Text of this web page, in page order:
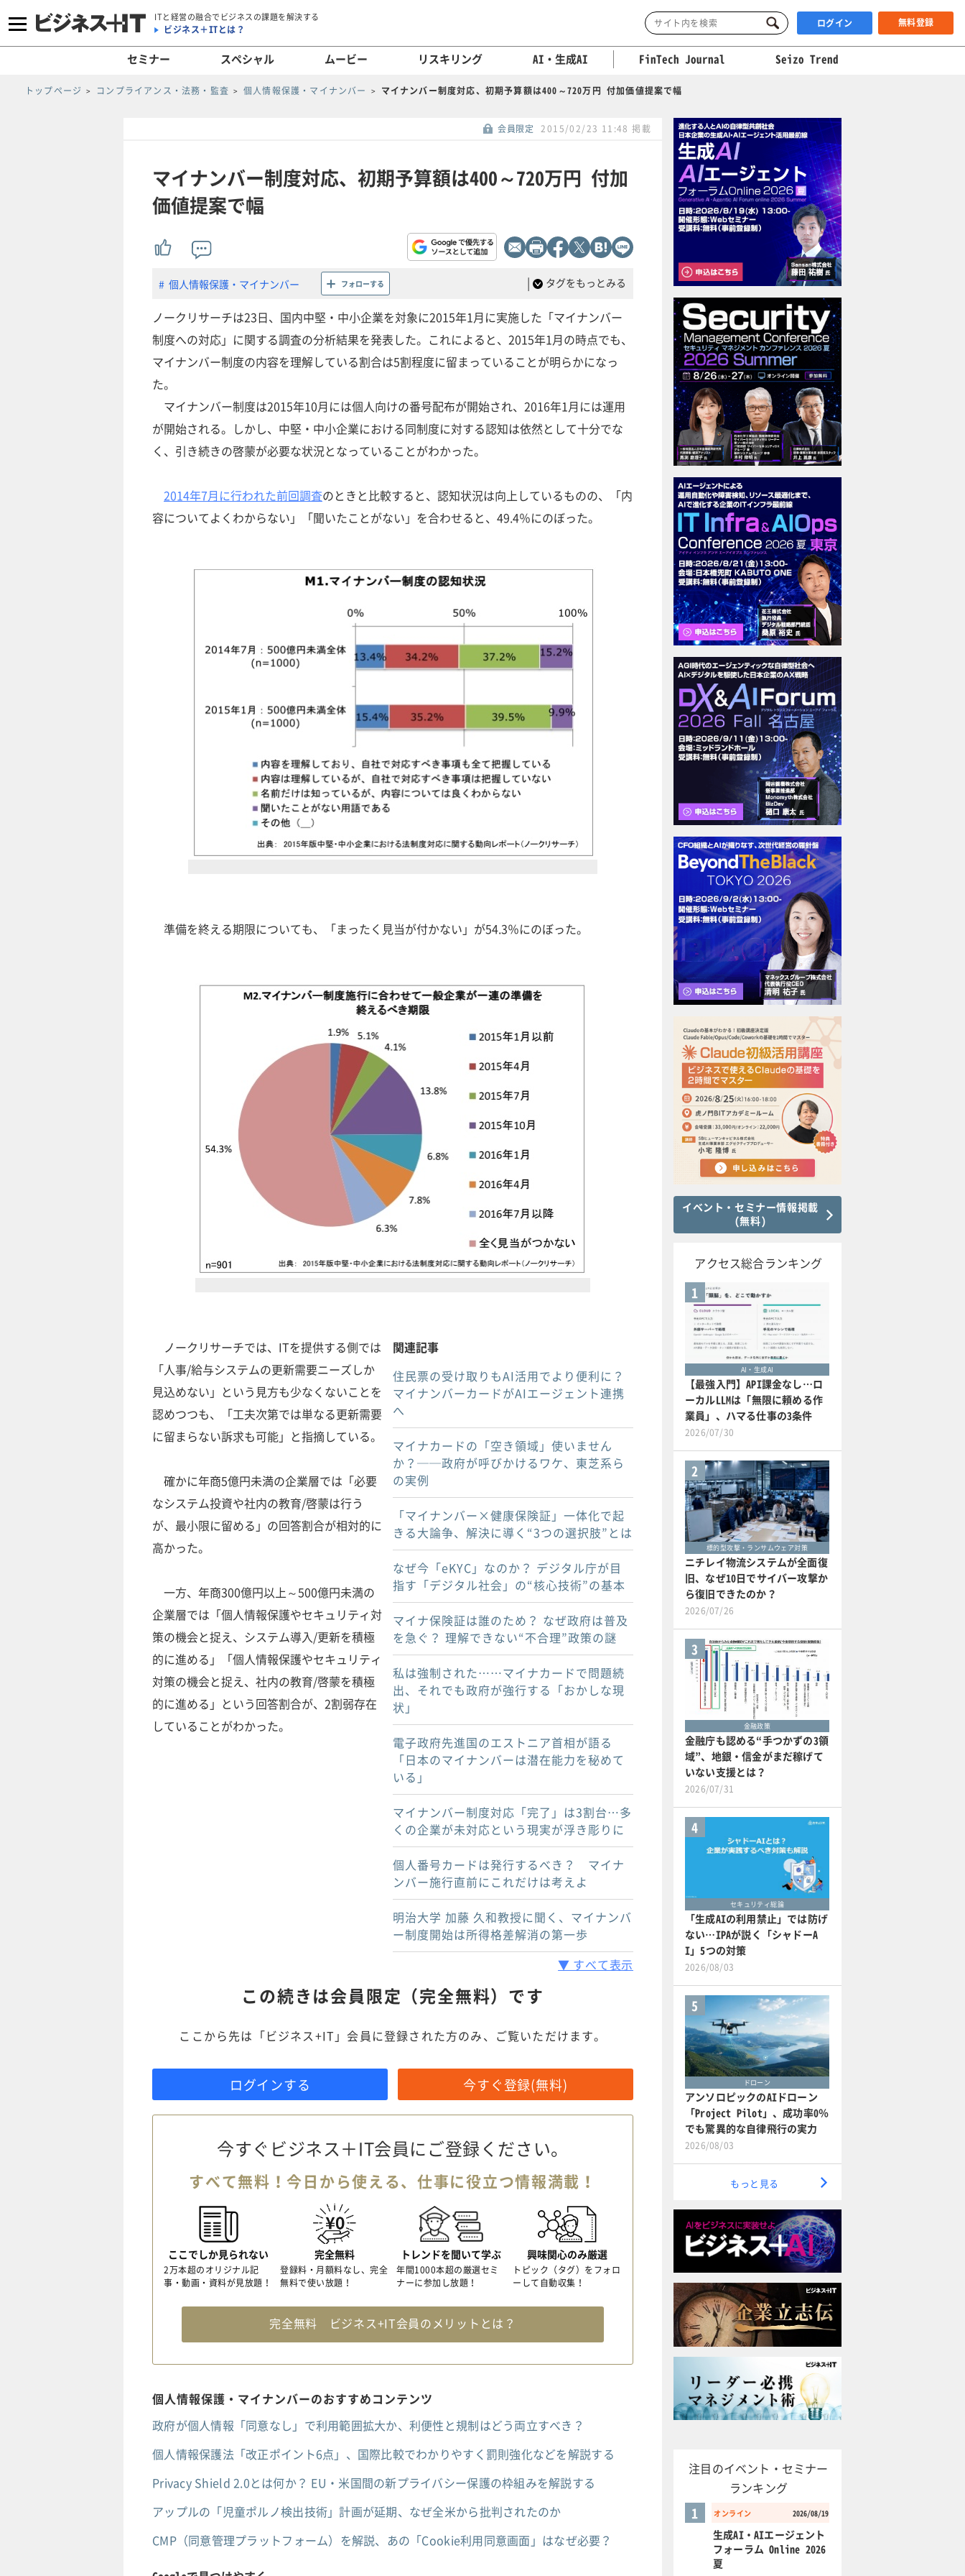
ITと経営の融合でビジネスの課題を解決する
ビジネス＋ITとは？ ログイン 無料登録
セミナー スペシャル ムービー リスキリング AI・生成AI FinTech Journal Seizo Trend
トップページ コンプライアンス・法務・監査 個人情報保護・マイナンバー マイナンバー制度対応、初期予算額は400～720万円 付加価値提案で幅
会員限定 2015/02/23 11:48 掲載
マイナンバー制度対応、初期予算額は400～720万円 付加
価値提案で幅
個人情報保護・マイナンバー フォローする | タグをもっとみる
ノークリサーチは23日、国内中堅・中小企業を対象に2015年1月に実施した「マイナンバー
制度への対応」に関する調査の分析結果を発表した。これによると、2015年1月の時点でも、
マイナンバー制度の内容を理解している割合は5割程度に留まっていることが明らかになっ
た。
マイナンバー制度は2015年10月には個人向けの番号配布が開始され、2016年1月には運用
が開始される。しかし、中堅・中小企業における同制度に対する認知は依然として十分でな
く、引き続きの啓蒙が必要な状況となっていることがわかった。
2014年7月に行われた前回調査のときと比較すると、認知状況は向上しているものの、「内
容についてよくわからない」「聞いたことがない」を合わせると、49.4％にのぼった。
準備を終える期限についても、「まったく見当が付かない」が54.3％にのぼった。
関連記事
住民票の受け取りもAI活用でより便利に？
マイナンバーカードがAIエージェント連携
へ
マイナカードの「空き領域」使いません
か？──政府が呼びかけるワケ、東芝系ら
の実例
「マイナンバー×健康保険証」一体化で起
きる大論争、解決に導く“3つの選択肢”とは
なぜ今「eKYC」なのか？ デジタル庁が目
指す「デジタル社会」の“核心技術”の基本
マイナ保険証は誰のため？ なぜ政府は普及
を急ぐ？ 理解できない“不合理”政策の謎
私は強制された……マイナカードで問題続
出、それでも政府が強行する「おかしな現
状」
電子政府先進国のエストニア首相が語る
「日本のマイナンバーは潜在能力を秘めて
いる」
マイナンバー制度対応「完了」は3割台…多
くの企業が未対応という現実が浮き彫りに
個人番号カードは発行するべき？ マイナ
ンバー施行直前にこれだけは考えよ
明治大学 加藤 久和教授に聞く、マイナンバ
ー制度開始は所得格差解消の第一歩
▼ すべて表示
ノークリサーチでは、ITを提供する側では
「人事/給与システムの更新需要ニーズしか
見込めない」という見方も少なくないことを
認めつつも、「工夫次第では単なる更新需要
に留まらない訴求も可能」と指摘している。
確かに年商5億円未満の企業層では「必要
なシステム投資や社内の教育/啓蒙は行う
が、最小限に留める」の回答割合が相対的に
高かった。
一方、年商300億円以上～500億円未満の
企業層では「個人情報保護やセキュリティ対
策の機会と捉え、システム導入/更新を積極
的に進める」「個人情報保護やセキュリティ
対策の機会と捉え、社内の教育/啓蒙を積極
的に進める」という回答割合が、2割弱存在
していることがわかった。
この続きは会員限定（完全無料）です
ここから先は「ビジネス+IT」会員に登録された方のみ、ご覧いただけます。
ログインする 今すぐ登録(無料)
今すぐビジネス＋IT会員にご登録ください。
すべて無料！今日から使える、仕事に役立つ情報満載！
ここでしか見られない
2万本超のオリジナル記
事・動画・資料が見放題！
完全無料
登録料・月額料なし、完全
無料で使い放題！
トレンドを聞いて学ぶ
年間1000本超の厳選セミ
ナーに参加し放題！
興味関心のみ厳選
トピック（タグ）をフォロ
ーして自動収集！
完全無料 ビジネス+IT会員のメリットとは？
個人情報保護・マイナンバーのおすすめコンテンツ
政府が個人情報「同意なし」で利用範囲拡大か、利便性と規制はどう両立すべき？
個人情報保護法「改正ポイント6点」、国際比較でわかりやすく罰則強化などを解説する
Privacy Shield 2.0とは何か？ EU・米国間の新プライバシー保護の枠組みを解説する
アップルの「児童ポルノ検出技術」計画が延期、なぜ全米から批判されたのか
CMP（同意管理プラットフォーム）を解説、あの「Cookie利用同意画面」はなぜ必要？
イベント・セミナー情報掲載
(無料)
アクセス総合ランキング
1
AI・生成AI
【最強入門】API課金なし…ロ
ーカルLLMは「無限に頼める作
業員」、ハマる仕事の3条件
2026/07/30
2
標的型攻撃・ランサムウェア対策
ニチレイ物流システムが全面復
旧、なぜ10日でサイバー攻撃か
ら復旧できたのか？
2026/07/26
3
金融政策
金融庁も認める“手つかずの3領
域”、地銀・信金がまだ稼げて
いない支援とは？
2026/07/31
4
セキュリティ総論
「生成AIの利用禁止」では防げ
ない…IPAが説く「シャドーA
I」5つの対策
2026/08/03
5
ドローン
アンソロピックのAIドローン
「Project Pilot」、成功率0％
でも驚異的な自律飛行の実力
2026/08/03
もっと見る
注目のイベント・セミナー
ランキング
オンライン 2026/08/19
1
生成AI・AIエージェント
フォーラム Online 2026
夏